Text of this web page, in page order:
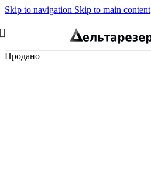
Skip to navigation Skip to main content
Продано